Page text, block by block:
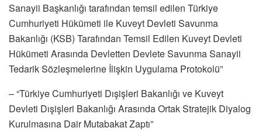
Sanayii Başkanlığı tarafından temsil edilen Türkiye
Cumhuriyeti Hükümeti ile Kuveyt Devleti Savunma
Bakanlığı (KSB) Tarafından Temsil Edilen Kuveyt Devleti
Hükümeti Arasında Devletten Devlete Savunma Sanayii
Tedarik Sözleşmelerine İlişkin Uygulama Protokolü”
– “Türkiye Cumhuriyeti Dışişleri Bakanlığı ve Kuveyt
Devleti Dışişleri Bakanlığı Arasında Ortak Stratejik Diyalog
Kurulmasına Dair Mutabakat Zaptı”